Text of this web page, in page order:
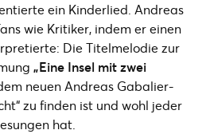
ein Kinderlied. Andreas
wie Kritiker, indem er einen
Die Titelmelodie zur
„Eine Insel mit zwei
neuen Andreas Gabalier-
zu finden ist und wohl jeder
hat.